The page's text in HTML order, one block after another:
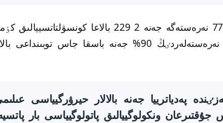
وسىلايشا جاڭا تۋعان 10 775 نەرەستەگە جەنە 2 229
پەدياترييا جەنە بالالار حيرۋرگيياسى
جۇقتىرعان ونكولوگييالىق پاتولوگيياسى بار